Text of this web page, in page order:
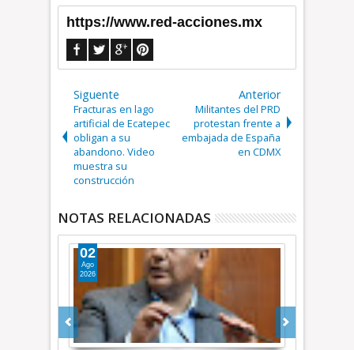
https://www.red-acciones.mx
Siguente
Fracturas en lago
artificial de Ecatepec
obligan a su
abandono. Video
muestra su
construcción
Anterior
Militantes del PRD
protestan frente a
embajada de España
en CDMX
NOTAS RELACIONADAS
02
Ago
2026